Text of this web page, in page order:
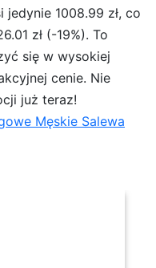
1008.99 zł, co
zł (-19%). To
się w wysokiej
cenie. Nie
już teraz!
Męskie Salewa